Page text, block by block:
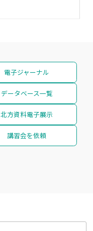
電子ジャーナル
データベース一覧
北方資料電子展示
講習会を依頼